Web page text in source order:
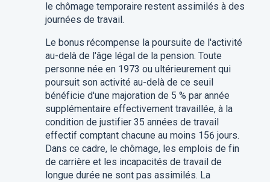
le chômage temporaire restent assimilés à des
journées de travail.
Le bonus récompense la poursuite de l'activité
au-delà de l'âge légal de la pension. Toute
personne née en 1973 ou ultérieurement qui
poursuit son activité au-delà de ce seuil
bénéficie d'une majoration de 5 % par année
supplémentaire effectivement travaillée, à la
condition de justifier 35 années de travail
effectif comptant chacune au moins 156 jours.
Dans ce cadre, le chômage, les emplois de fin
de carrière et les incapacités de travail de
longue durée ne sont pas assimilés. La